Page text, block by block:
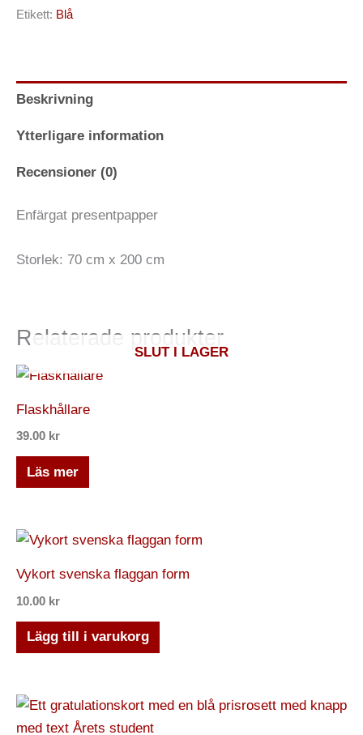
Etikett: Blå
Beskrivning
Ytterligare information
Recensioner (0)
Enfärgat presentpapper
Storlek: 70 cm x 200 cm
Relaterade produkter
SLUT I LAGER
Flaskhållare
39.00 kr
Läs mer
Vykort svenska flaggan form
10.00 kr
Lägg till i varukorg